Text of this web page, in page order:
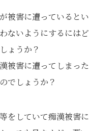
被害に遭っていると
ないようにするには
ょうか？
被害に遭ってしまっ
でしょうか？
をしていて痴漢被害